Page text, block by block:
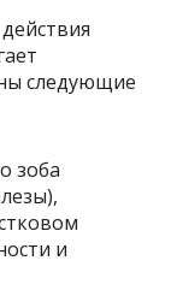
следующие
зоба
и